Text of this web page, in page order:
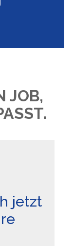
JOB,
jetzt